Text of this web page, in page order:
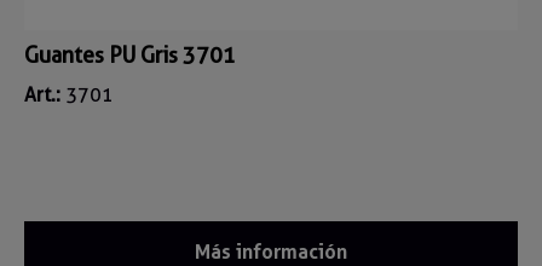
Guantes PU Gris 3701
Art.: 3701
Más información